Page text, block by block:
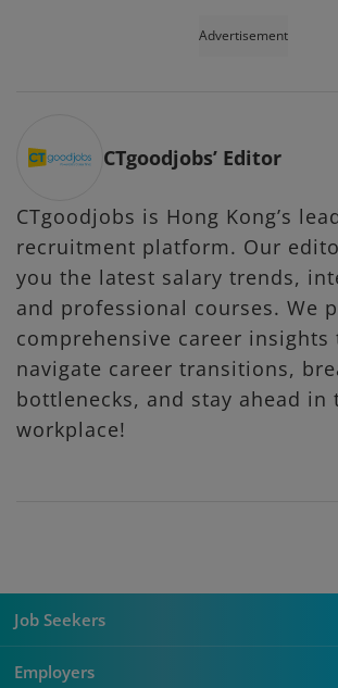
Advertisement
CTgoodjobs’ Editor
CTgoodjobs is Hong Kong’s
recruitment platform. Our
you the latest salary trends,
and professional courses. We
comprehensive career insights
navigate career transitions,
bottlenecks, and stay ahead in
workplace!
Job Seekers
Employers